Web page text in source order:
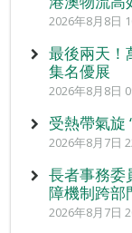
2026年8月8日
最後兩天！
集名優展
2026年8月8日
受熱帶氣
2026年8月7日
長者事務委
障機制跨部
2026年8月7日